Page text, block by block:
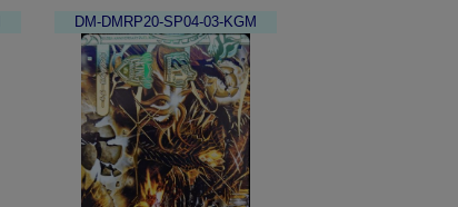
DM-DMRP20-SP04-03-KGM